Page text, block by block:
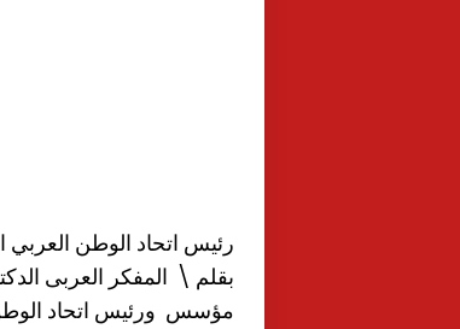
رئيس اتحاد الوطن العربي
بقلم \ المفكر العربى
مؤسس ورئيس اتحاد